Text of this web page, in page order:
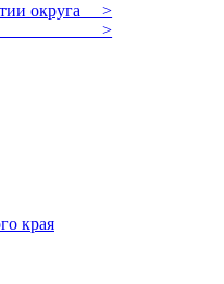
округа >
>
края